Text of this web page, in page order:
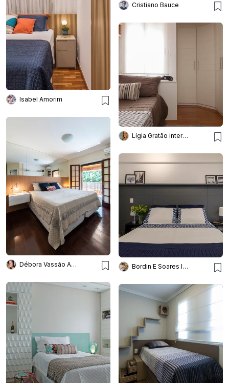
Cristiano Bauce
Isabel Amorim
Lígia Gratão interiores arquitetura
Débora Vassão Arquitetura Bordin E Soares Interiores